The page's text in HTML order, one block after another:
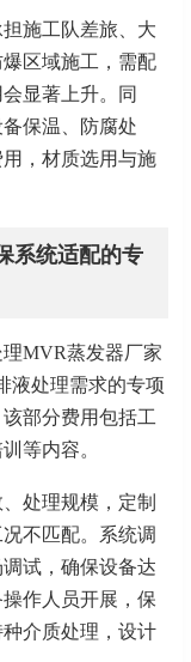
施工队差旅、大
区域施工，需配
显著上升。同
保温、防腐处
，材质选用与施
系统适配的专
MVR蒸发器厂家
液处理需求的专项
部分费用包括工
等内容。
处理规模，定制
不匹配。系统调
试，确保设备达
作人员开展，保
介质处理，设计